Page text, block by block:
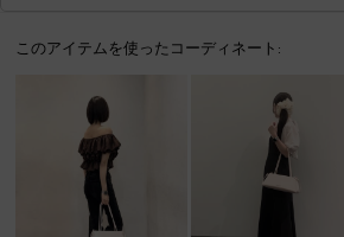
このアイテムを使ったコーディネート: